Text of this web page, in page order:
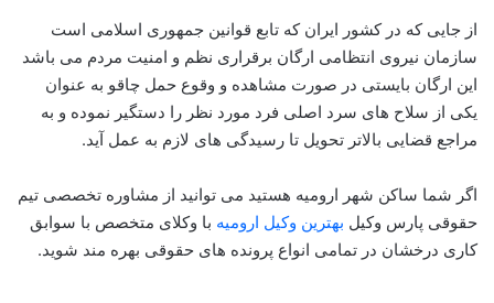
از جایی که در کشور ایران که تابع قوانین جمهوری اسلامی است
سازمان نیروی انتظامی ارگان برقراری نظم و امنیت مردم می باشد
این ارگان بایستی در صورت مشاهده و وقوع حمل چاقو به عنوان
یکی از سلاح های سرد اصلی فرد مورد نظر را دستگیر نموده و به
مراجع قضایی بالاتر تحویل تا رسیدگی های لازم به عمل آید.
اگر شما ساکن شهر ارومیه هستید می توانید از مشاوره تخصصی تیم
حقوقی پارس وکیل بهترین وکیل ارومیه با وکلای متخصص با سوابق
کاری درخشان در تمامی انواع پرونده های حقوقی بهره مند شوید.